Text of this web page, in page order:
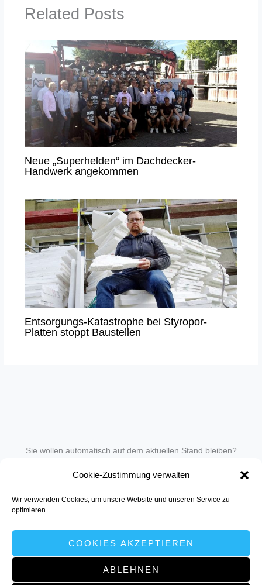
Cookie-Zustimmung verwalten
Wir verwenden Cookies, um unsere Website und unseren Service zu
optimieren.
COOKIES AKZEPTIEREN
ABLEHNEN
Related Posts
Neue „Superhelden“ im Dachdecker-
Handwerk angekommen
Entsorgungs-Katastrophe bei Styropor-
Platten stoppt Baustellen
Sie wollen automatisch auf dem aktuellen Stand bleiben?
in unseren Newsletter-Service auf.
Senden Sie für ein Angebot einfach eine